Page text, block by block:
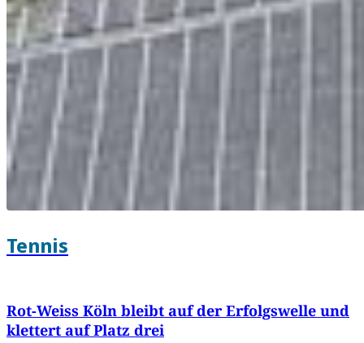
Tennis
Rot-Weiss Köln bleibt auf der Erfolgswelle und
klettert auf Platz drei